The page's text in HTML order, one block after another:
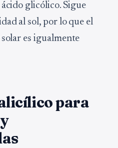
glicólico. Sigue
al sol, por lo que el
es igualmente
para